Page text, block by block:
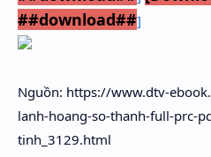
##download##]
Nguồn: https://www.dtv-
lanh-hoang-so-thanh-full-prc-
tinh_3129.html